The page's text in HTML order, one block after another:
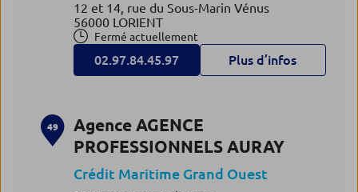
12 et 14, rue du Sous-Marin Vénus
56000 LORIENT
Fermé actuellement
02.97.84.45.97 Plus d’infos
49
Agence AGENCE
PROFESSIONNELS AURAY
Crédit Maritime Grand Ouest